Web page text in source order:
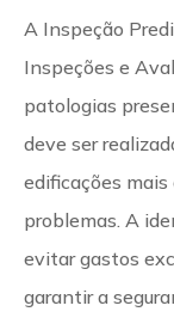
A Inspeção
Inspeções e
patologias
deve ser
edificações
problemas. A
evitar gastos
garantir a